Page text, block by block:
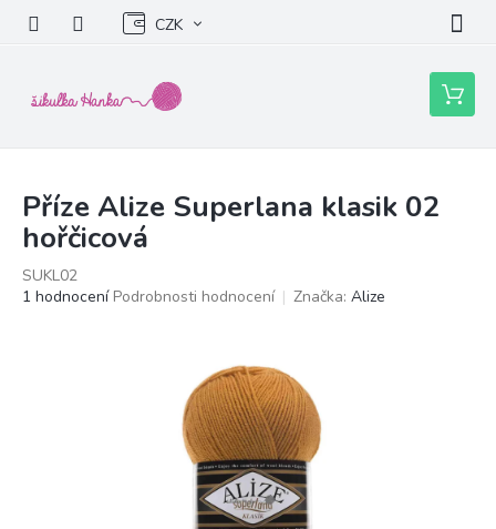
obsah
CZK
Nákupní
košík
Příze Alize Superlana klasik 02
hořčicová
SUKL02
Průměrné
1 hodnocení Podrobnosti hodnocení Značka: Alize